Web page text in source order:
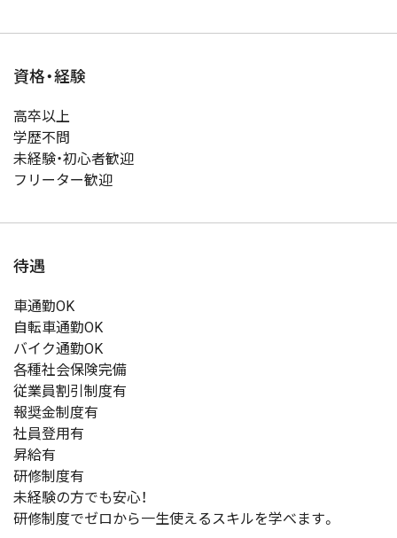
資格・経験
高卒以上
学歴不問
未経験・初心者歓迎
フリーター歓迎
待遇
車通勤OK
自転車通勤OK
バイク通勤OK
各種社会保険完備
従業員割引制度有
報奨金制度有
社員登用有
昇給有
研修制度有
未経験の方でも安心！
研修制度でゼロから一生使えるスキルを学べます。